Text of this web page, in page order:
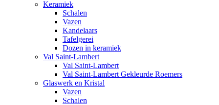
Keramiek
Schalen
Vazen
Kandelaars
Tafelgerei
Dozen in keramiek
Val Saint-Lambert
Val Saint-Lambert
Val Saint-Lambert Gekleurde Roemers
Glaswerk en Kristal
Vazen
Schalen